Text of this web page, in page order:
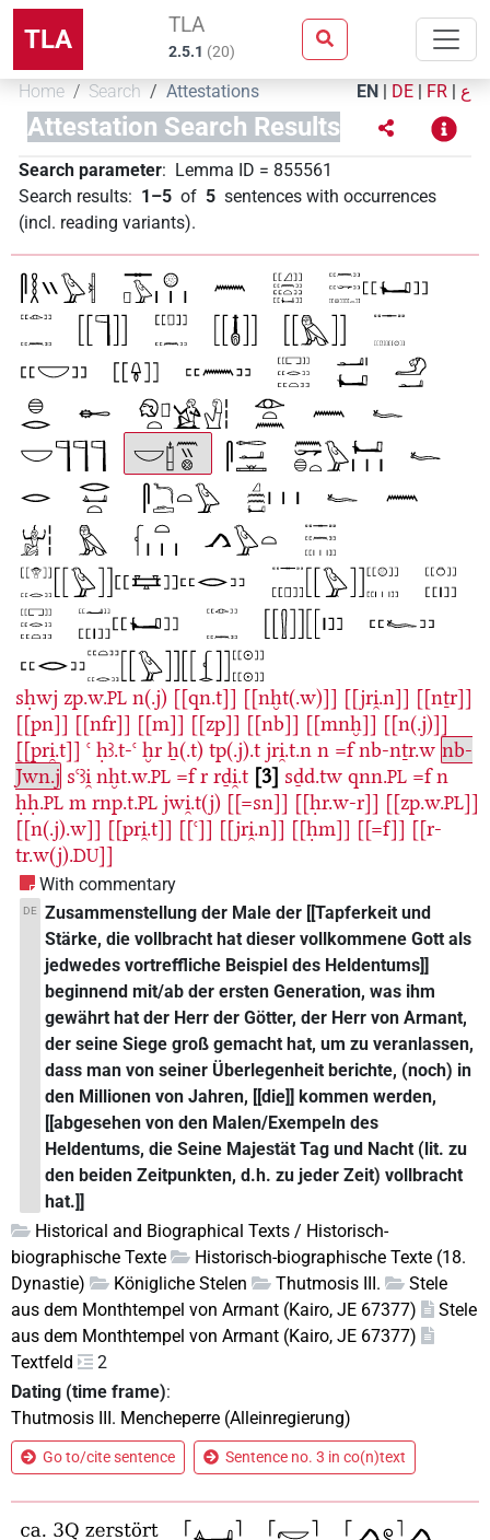
TLA TLA
2.5.1 (20)
Home Search Attestations EN | DE | FR | ع
Attestation Search Results
Search parameter: Lemma ID = 855561
Search results: 1–5 of 5 sentences with occurrences
(incl. reading variants).
sḥwj zp.w.PL n(.j) [[qn.t]] [[nḫt(.w)]] [[jri̯.n]] [[nṯr]]
[[pn]] [[nfr]] [[m]] [[zp]] [[nb]] [[mnḫ]] [[n(.j)]]
[[pri̯.t]] ꜥ ḥꜣ.t-ꜥ ḫr ẖ(.t) tp(.j).t jri̯.t.n n =f nb-nṯr.w nb-
Jwn.j sꜥꜣi̯ nḫt.w.PL =f r rḏi̯.t 3 sḏd.tw qnn.PL =f n
ḥḥ.PL m rnp.t.PL jwi̯.t(j) [[=sn]] [[ḥr.w-r]] [[zp.w.PL]]
[[n(.j).w]] [[pri̯.t]] [[ꜥ]] [[jri̯.n]] [[ḥm]] [[=f]] [[r-
tr.w(j).DU]]
With commentary
DE Zusammenstellung der Male der [[Tapferkeit und
Stärke, die vollbracht hat dieser vollkommene Gott als
jedwedes vortreffliche Beispiel des Heldentums]]
beginnend mit/ab der ersten Generation, was ihm
gewährt hat der Herr der Götter, der Herr von Armant,
der seine Siege groß gemacht hat, um zu veranlassen,
dass man von seiner Überlegenheit berichte, (noch) in
den Millionen von Jahren, [[die]] kommen werden,
[[abgesehen von den Malen/Exempeln des
Heldentums, die Seine Majestät Tag und Nacht (lit. zu
den beiden Zeitpunkten, d.h. zu jeder Zeit) vollbracht
hat.]]
Historical and Biographical Texts / Historisch-
biographische Texte
Historisch-biographische Texte (18.
Dynastie)
Königliche Stelen Thutmosis III.
Stele
aus dem Monthtempel von Armant (Kairo, JE 67377)
Stele
aus dem Monthtempel von Armant (Kairo, JE 67377)
Textfeld
2
Dating (time frame):
Thutmosis III. Mencheperre (Alleinregierung)
Go to/cite sentence Sentence no. 3 in co(n)text